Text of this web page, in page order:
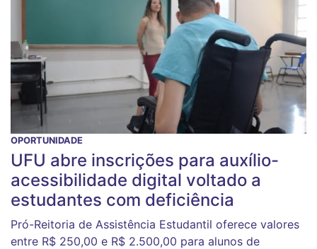
OPORTUNIDADE
UFU abre inscrições para auxílio-
acessibilidade digital voltado a
estudantes com deficiência
Pró-Reitoria de Assistência Estudantil oferece valores
entre R$ 250,00 e R$ 2.500,00 para alunos de